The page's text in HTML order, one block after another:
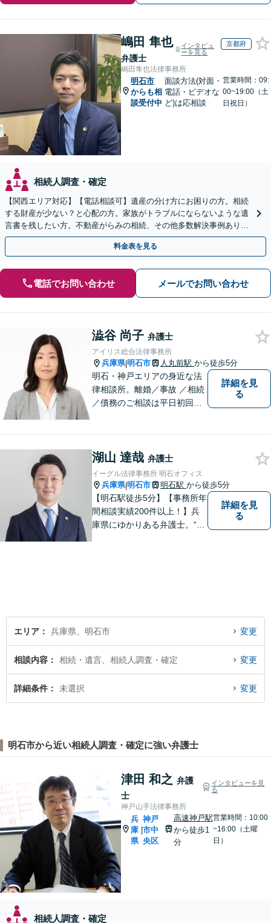
嶋田 隼也
弁護士
インタビュ
ーを見る
京都府
嶋田隼也法律事務所
明石市
からも相
談受付中
面談方法(対面・
電話・ビデオな
ど)は応相談
営業時間：09:
00~19:00（土
日祝日）
相続人調査・確定
【関西エリア対応】【電話相談可】遺産の分け方にお困りの方。相続
する財産が少ない？と心配の方。家族がトラブルにならないような遺
言書を残したい方。不動産がらみの相続、その他多数解決事例あり。
親身に対応します【夜間・休日面談】【初回相談無料】
料金表を見る
電話でお問い合わせ メールでお問い合わせ
澁谷 尚子 弁護士
アイリス総合法律事務所
兵庫県|明石市 人丸前駅 から徒歩5分
明石・神戸エリアの身近な法
律相談所。離婚／事故 ／相続
／債務のご相談は平日初回３
詳細を見
る
湖山 達哉 弁護士
イーグル法律事務所 明石オフィス
兵庫県|明石市 明石駅 から徒歩5分
【明石駅徒歩5分】【事務所年
間相談実績200件以上！】兵
庫県にゆかりある弁護士。“プ
詳細を見
る
エリア 兵庫県、明石市 変更
相談内容 相続・遺言、相続人調査・確定 変更
詳細条件 未選択 変更
明石市から近い相続人調査・確定に強い弁護士
津田 和之 弁護
士
インタビューを見
る
神戸山手法律事務所
兵
庫
県
|
神戸
市中
央区
高速神戸駅
から徒歩1
分
営業時間：10:00
~16:00（土曜
日）
相続人調査・確定